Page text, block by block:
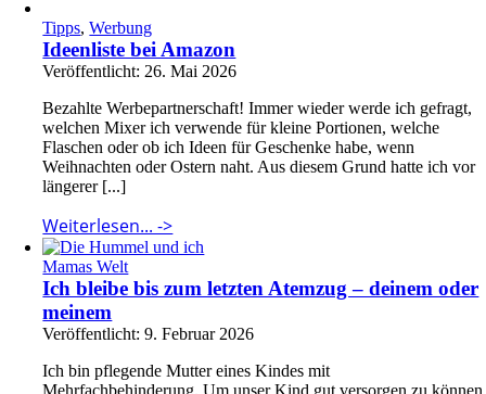
Tipps,Werbung
Ideenliste bei Amazon
Veröffentlicht: 26. Mai 2026
Bezahlte Werbepartnerschaft! Immer wieder werde ich gefragt,
welchen Mixer ich verwende für kleine Portionen, welche
Flaschen oder ob ich Ideen für Geschenke habe, wenn
Weihnachten oder Ostern naht. Aus diesem Grund hatte ich vor
längerer [...]
Weiterlesen... ->
Mamas Welt
Ich bleibe bis zum letzten Atemzug – deinem oder
meinem
Veröffentlicht: 9. Februar 2026
Ich bin pflegende Mutter eines Kindes mit
Mehrfachbehinderung. Um unser Kind gut versorgen zu können